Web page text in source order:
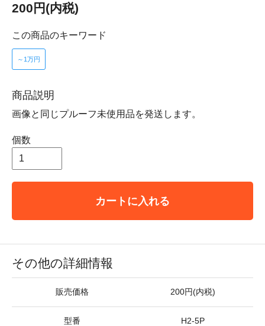
200円(内税)
この商品のキーワード
～1万円
商品説明
画像と同じプルーフ未使用品を発送します。
個数
カートに入れる
その他の詳細情報
販売価格 200円(内税)
型番 H2-5P